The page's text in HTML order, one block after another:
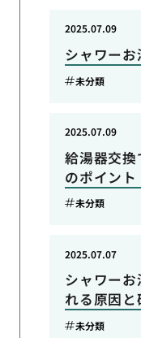
シャワー
2025.07.09
未分類
給湯器交
のポイント
2025.07.09
未分類
シャワー
れる原因
2025.07.07
未分類